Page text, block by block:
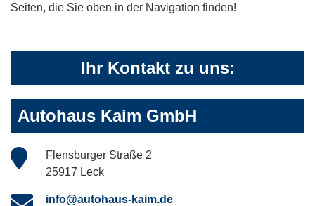
Seiten, die Sie oben in der Navigation finden!
Ihr Kontakt zu uns:
Autohaus Kaim GmbH
Flensburger Straße 2
25917 Leck
info@autohaus-kaim.de